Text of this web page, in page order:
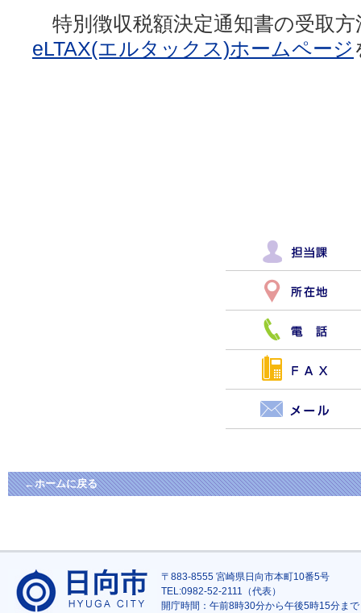
特別徴収税額決定通知書の受取
eLTAX(エルタックス)ホームページ
←ホームに戻る
〒883-8555 宮崎県日向市本町10番5号
TEL:0982-52-2111（代表）
開庁時間：午前8時30分から午後5時15分まで